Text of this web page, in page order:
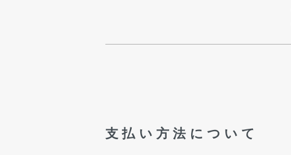
支払い方法について